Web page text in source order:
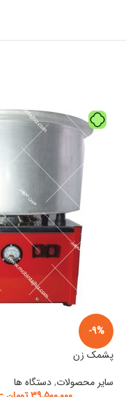
-9%
پشمک زن
سایر محصولات,دستگاه ها